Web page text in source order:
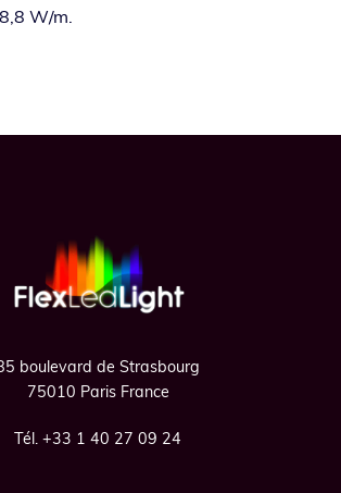
W/m.
boulevard de Strasbourg
75010 Paris France
Tél. +33 1 40 27 09 24